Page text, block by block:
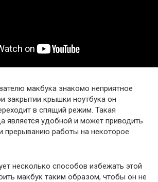
макбука знакомо неприятное
закрытии крышки ноутбука он
в спящий режим. Такая
является удобной и может приводить
прерыванию работы на некоторое
несколько способов избежать этой
макбук таким образом, чтобы он не